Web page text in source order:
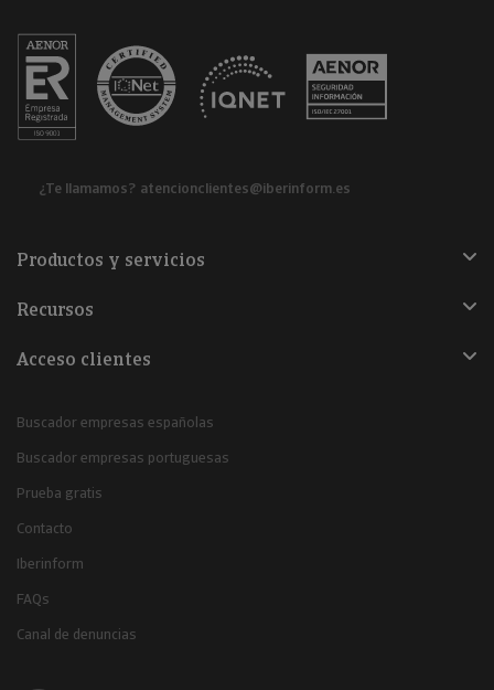
¿Te llamamos? atencionclientes@iberinform.es
Productos y servicios
Recursos
Acceso clientes
Buscador empresas españolas
Buscador empresas portuguesas
Prueba gratis
Contacto
Iberinform
FAQs
Canal de denuncias